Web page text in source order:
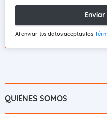
Al enviar tus datos aceptas los
QUIÉNES SOMOS